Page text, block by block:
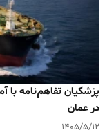
پزشکیان تفاهم‌‌نامه با
در عمان
۱۴۰۵/۵/۱۲